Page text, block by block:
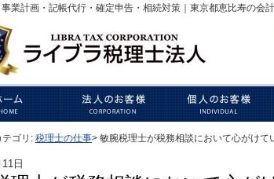
業計画・記帳代行・確定申告・相続対策｜東京都恵比寿の会
テゴリ: 税理士の仕事> 敏腕税理士が税務相談において心がけて
日